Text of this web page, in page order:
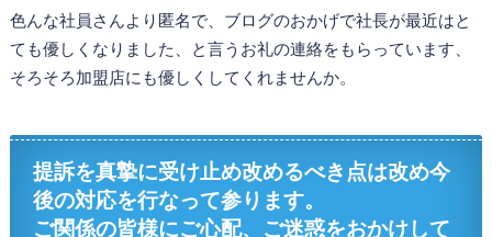
色んな社員さんより匿名で、ブログのおかげで社長が最近はと
ても優しくなりました、と言うお礼の連絡をもらっています、
そろそろ加盟店にも優しくしてくれませんか。
提訴を真摯に受け止め改めるべき点は改め今
後の対応を行なって参ります。
ご関係の皆様にご心配、ご迷惑をおかけして